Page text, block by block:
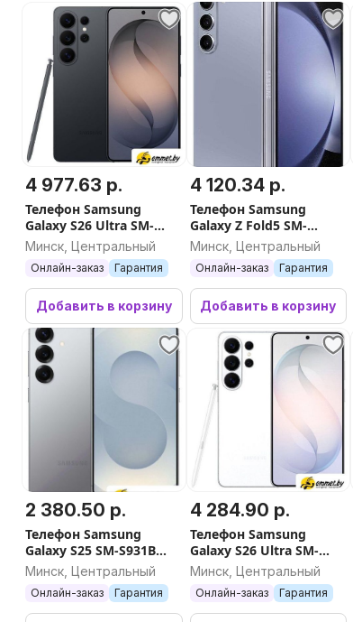
4 977.63 р.
Телефон Samsung
Galaxy S26 Ultra SM-
S9480 12GB/256GB
(черный)
Минск, Центральный
Онлайн-заказ Гарантия
Добавить в корзину
4 120.34 р.
Телефон Samsung
Galaxy Z Fold5 SM-
F946B/DS 12GB/1TB
(голубой)
Минск, Центральный
Онлайн-заказ Гарантия
Добавить в корзину
2 380.50 р.
Телефон Samsung
Galaxy S25 SM-S931B
12GB/512GB (серый)
Минск, Центральный
Онлайн-заказ Гарантия
4 284.90 р.
Телефон Samsung
Galaxy S26 Ultra SM-
S948B 16GB/1TB (белый)
Минск, Центральный
Онлайн-заказ Гарантия